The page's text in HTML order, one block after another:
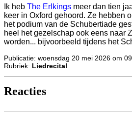
Ik heb The Erlkings meer dan tien
keer in Oxford gehoord. Ze hebben
het podium van de Schubertiade
heel het gezelschap ook eens naar
worden... bijvoorbeeld tijdens het
Publicatie: woensdag 20 mei 2026 om
Rubriek: Liedrecital
Reacties